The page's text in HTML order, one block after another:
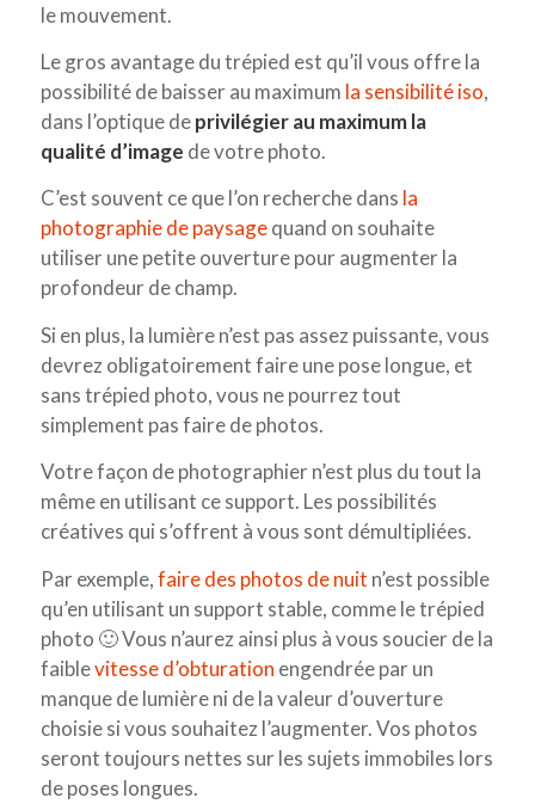
le mouvement.
Le gros avantage du trépied est qu’il vous offre la
possibilité de baisser au maximum la sensibilité iso,
dans l’optique deprivilégier au maximum la
qualité d’image de votre photo.
C’est souvent ce que l’on recherche dans la
photographie de paysagequand on souhaite
utiliser une petite ouverture pour augmenter la
profondeur de champ.
Si en plus, la lumière n’est pas assez puissante, vous
devrez obligatoirement faire une pose longue, et
sans trépied photo, vous ne pourrez tout
simplement pas faire de photos.
Votre façon de photographier n’est plus du tout la
même en utilisant ce support. Les possibilités
créatives qui s’offrent à vous sont démultipliées.
Par exemple,faire des photos de nuit n’est possible
qu’en utilisant un support stable, comme le trépied
photo 🙂 Vous n’aurez ainsi plus à vous soucier de la
faiblevitesse d’obturation engendrée par un
manque de lumière ni de la valeur d’ouverture
choisie si vous souhaitez l’augmenter. Vos photos
seront toujours nettes sur les sujets immobiles lors
de poses longues.